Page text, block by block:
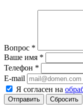
Вопрос *
Ваше имя *
Телефон *
E-mail
Я согласен на
Сбросить